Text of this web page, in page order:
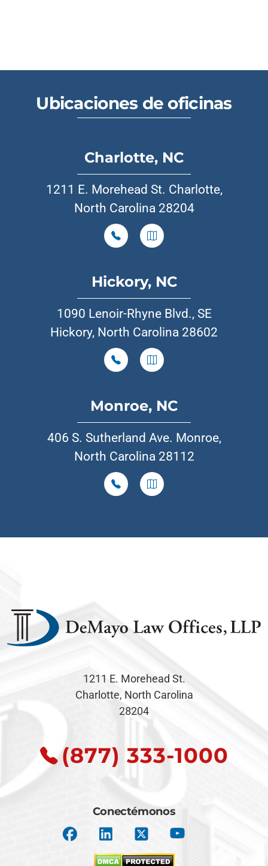
Ubicaciones de oficinas
Charlotte, NC
1211 E. Morehead St. Charlotte,
North Carolina 28204
Hickory, NC
1090 Lenoir-Rhyne Blvd., SE
Hickory, North Carolina 28602
Monroe, NC
406 S. Sutherland Ave. Monroe,
North Carolina 28112
1211 E. Morehead St.
Charlotte, North Carolina
28204
(877) 333-1000
Conectémonos